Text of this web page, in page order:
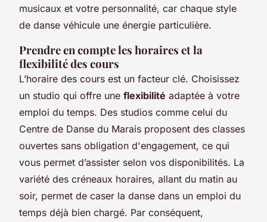
musicaux et votre personnalité, car chaque style
de danse véhicule une énergie particulière.
Prendre en compte les horaires et la
flexibilité des cours
L’horaire des cours est un facteur clé. Choisissez
un studio qui offre une flexibilité adaptée à votre
emploi du temps. Des studios comme celui du
Centre de Danse du Marais proposent des classes
ouvertes sans obligation d'engagement, ce qui
vous permet d’assister selon vos disponibilités. La
variété des créneaux horaires, allant du matin au
soir, permet de caser la danse dans un emploi du
temps déjà bien chargé. Par conséquent,